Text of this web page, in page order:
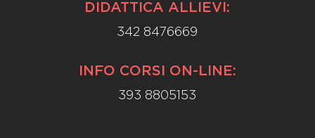
DIDATTICA ALLIEVI:
342 8476669
INFO CORSI ON-LINE:
393 8805153